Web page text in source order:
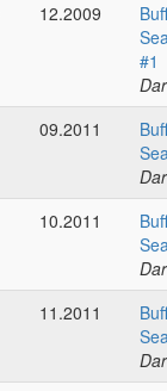
12.2009
#1
09.2011
10.2011
11.2011